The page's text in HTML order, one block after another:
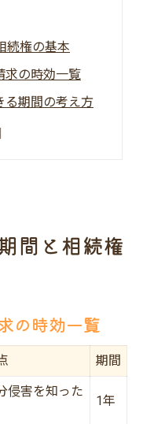
続権の基本
求の時効一覧
る期間の考え方
限を押さえる
の早見表
たい割合の基礎
意点を解説
整理する
例と流れ
ターン集
間と相続権
の時効一覧
期間
侵害を知った
1年